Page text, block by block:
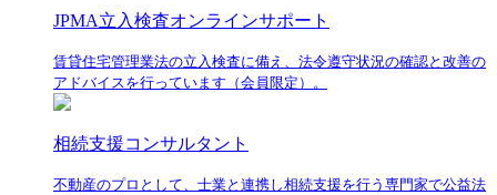
JPMA立入検査オンラインサポート
賃貸住宅管理業法の立入検査に備え、法令遵守状況の確認と改善の
アドバイスを行っています（会員限定）。
相続支援コンサルタント
不動産のプロとして、士業と連携し相続支援を行う専門家で公益法